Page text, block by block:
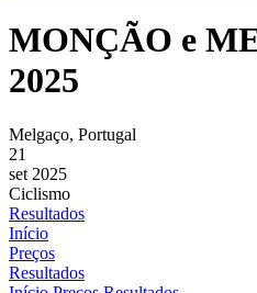
MONÇÃO e
2025
Melgaço, Portugal
21
set 2025
Ciclismo
Resultados
Início
Preços
Resultados